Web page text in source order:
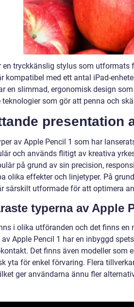
en tryckkänslig stylus som
kompatibel med ett antal iPad-
en slimmad, ergonomisk design
teknologier som gör att penna och
presentation
av Apple Pencil 1 som har
och används flitigt av kreativa
på grund av sin precision,
olika effekter och linjetyper. På
särskilt utformade för att optimera
typerna av Apple
i olika utföranden och det finns
Apple Pencil 1 har en inbyggd
Det finns även modeller som
yta för enkel förvaring. Flera
ger användarna ännu fler